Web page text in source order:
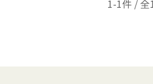
1-1件 / 全